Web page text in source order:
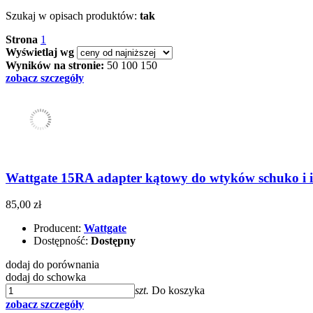
Szukaj w opisach produktów: tak
Strona 1
Wyświetlaj wg
Wyników na stronie: 50 100 150
zobacz szczegóły
Wattgate 15RA adapter kątowy do wtyków schuko i
85,00 zł
Producent: Wattgate
Dostępność: Dostępny
dodaj do porównania
dodaj do schowka
szt. Do koszyka
zobacz szczegóły